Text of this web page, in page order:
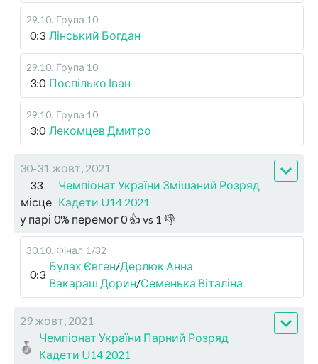
29.10. Група 10
0:3 Лінський Богдан
29.10. Група 10
3:0 Поспілько Іван
29.10. Група 10
3:0 Лекомцев Дмитро
30-31 жовт, 2021
33
місце
Чемпіонат України Змішаний Розряд
Кадети U14 2021
у парі 0% перемог0👍 vs 1 👎
30.10. Фінал 1/32
0:3
Булах Євген/Дерлюк Анна
Вакараш Дорин/Семенька Віталіна
29 жовт, 2021
Чемпіонат України Парний Розряд
Кадети U14 2021